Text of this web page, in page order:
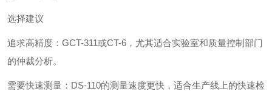
选择建议
追求高精度‌：GCT-311或CT-6，尤其适合实验室和质量控制部门
的仲裁分析。
需要快速测量‌：DS-110的测量速度更快，适合生产线上的快速检